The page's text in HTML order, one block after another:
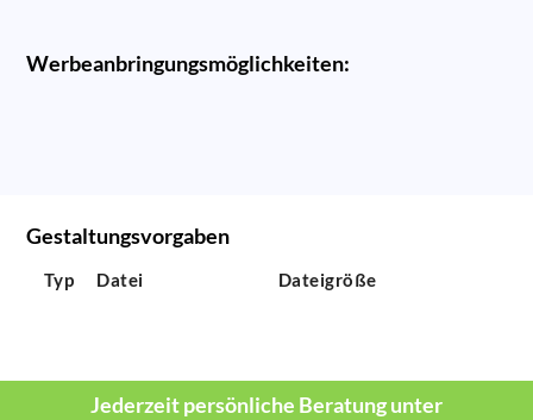
Werbeanbringungsmöglichkeiten:
Gestaltungsvorgaben
Typ Datei Dateigröße
Jederzeit persönliche Beratung unter